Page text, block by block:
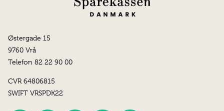
Østergade 15
9760 Vrå
Telefon 82 22 90 00
CVR 64806815
SWIFT VRSPDK22